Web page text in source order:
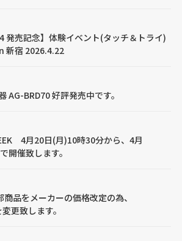
発売記念】体験イベント(タッチ＆トライ)
新宿 2026.4.22
AG-BRD70 好評発売中です。
4月20日(月)10時30分から、4月
開催致します。
品をメーカーの価格改定の為、
更致します。